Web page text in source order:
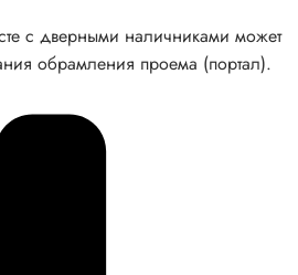
с дверными наличниками может
обрамления проема (портал).